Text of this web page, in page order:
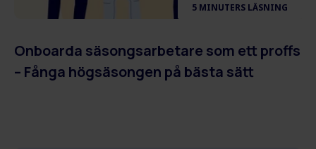
5 MINUTERS LÄSNING
Onboarda säsongsarbetare som ett proffs
– Fånga högsäsongen på bästa sätt